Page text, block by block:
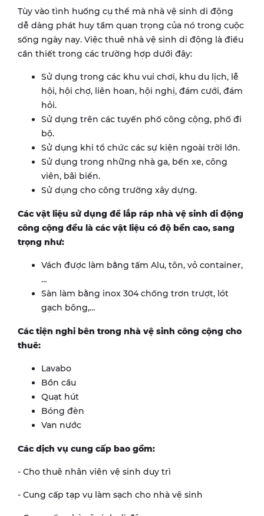
Tùy vào tình huống cụ thể mà nhà vệ sinh di động
dễ dàng phát huy tầm quan trọng của nó trong cuộc
sống ngày nay. Việc thuê nhà vệ sinh di động là điều
cần thiết trong các trường hợp dưới đây:
Sử dụng trong các khu vui chơi, khu du lịch, lễ
hội, hội chợ, liên hoan, hội nghị, đám cưới, đám
hỏi.
Sử dụng trên các tuyến phố công cộng, phố đi
bộ.
Sử dụng khi tổ chức các sự kiện ngoài trời lớn.
Sử dụng trong những nhà ga, bến xe, công
viên, bãi biển.
Sử dụng cho công trường xây dựng.
Các vật liệu sử dụng để lắp ráp nhà vệ sinh di động
công cộng đều là các vật liệu có độ bền cao, sang
trọng như:
Vách được làm bằng tấm Alu, tôn, vỏ container,
…
Sàn làm bằng inox 304 chống trơn trượt, lót
gạch bông,…
Các tiện nghi bên trong nhà vệ sinh công cộng cho
thuê:
Lavabo
Bồn cầu
Quạt hút
Bóng đèn
Van nước
Các dịch vụ cung cấp bao gồm:
- Cho thuê nhân viên vệ sinh duy trì
- Cung cấp tạp vụ làm sạch cho nhà vệ sinh